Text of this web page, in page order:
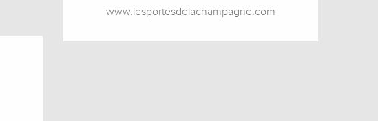
www.lesportesdelachampagne.com